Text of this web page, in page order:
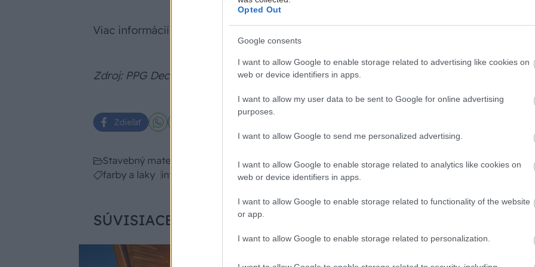
Opted Out
Google consents
I want to allow Google to enable storage related to advertising like cookies on
web or device identifiers in apps.
I want to allow my user data to be sent to Google for online advertising
purposes.
I want to allow Google to send me personalized advertising.
I want to allow Google to enable storage related to analytics like cookies on
web or device identifiers in apps.
I want to allow Google to enable storage related to functionality of the website
or app.
I want to allow Google to enable storage related to personalization.
Viac informácií o PPG nájdete nawww.ppg.com.
Zdroj: PPG Deco Slovakia, s.r.o.
Zdieľať
Stavebný materiál
farby a laky interiérový náter
SÚVISIACE